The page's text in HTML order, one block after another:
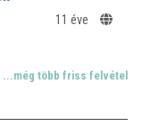
11 éve
...még több friss felvétel